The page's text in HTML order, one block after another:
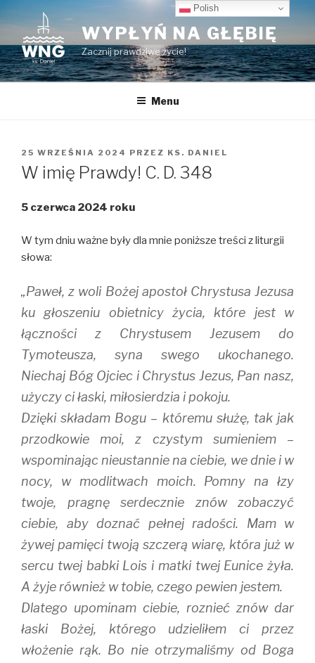
Przeskocz
do
treści
WYPŁYŃ NA GŁĘBIĘ
Zacznij prawdziwe życie!
Menu
OPUBLIKOWANE
W
25 WRZEŚNIA 2024 PRZEZ KS. DANIEL
W imię Prawdy! C. D. 348
5 czerwca 2024 roku
W tym dniu ważne były dla mnie poniższe treści z liturgii
słowa:
„Paweł, z woli Bożej apostoł Chrystusa Jezusa
ku głoszeniu obietnicy życia, które jest w
łączności z Chrystusem Jezusem do
Tymoteusza, syna swego ukochanego.
Niechaj Bóg Ojciec i Chrystus Jezus, Pan nasz,
użyczy ci łaski, miłosierdzia i pokoju.
Dzięki składam Bogu – któremu służę, tak jak
przodkowie moi, z czystym sumieniem –
wspominając nieustannie na ciebie, we dnie i w
nocy, w modlitwach moich. Pomny na łzy
twoje, pragnę serdecznie znów zobaczyć
ciebie, aby doznać pełnej radości. Mam w
żywej pamięci twoją szczerą wiarę, która już w
sercu twej babki Lois i matki twej Eunice żyła.
A żyje również w tobie, czego pewien jestem.
Dlatego upominam ciebie, roznieć znów dar
łaski Bożej, którego udzieliłem ci przez
włożenie rąk. Bo nie otrzymaliśmy od Boga
Polish